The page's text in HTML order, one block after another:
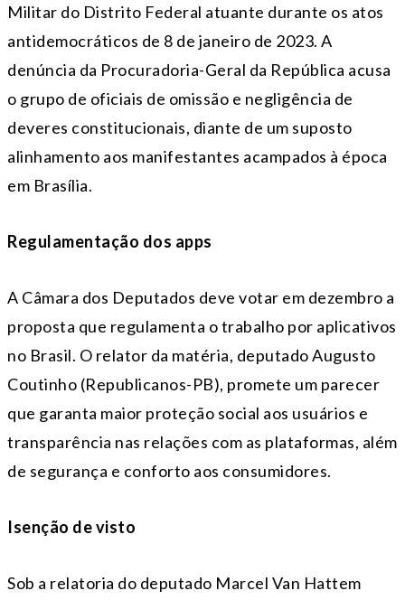
Militar do Distrito Federal atuante durante os atos
antidemocráticos de 8 de janeiro de 2023. A
denúncia da Procuradoria-Geral da República acusa
o grupo de oficiais de omissão e negligência de
deveres constitucionais, diante de um suposto
alinhamento aos manifestantes acampados à época
em Brasília.
Regulamentação dos apps
A Câmara dos Deputados deve votar em dezembro a
proposta que regulamenta o trabalho por aplicativos
no Brasil. O relator da matéria, deputado Augusto
Coutinho (Republicanos-PB), promete um parecer
que garanta maior proteção social aos usuários e
transparência nas relações com as plataformas, além
de segurança e conforto aos consumidores.
Isenção de visto
Sob a relatoria do deputado Marcel Van Hattem